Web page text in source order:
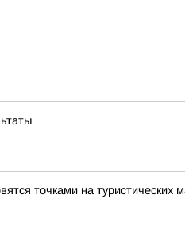
точками на туристических